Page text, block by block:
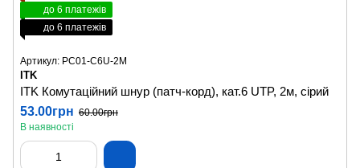
до 6 платежів
до 6 платежів
Артикул: PC01-C6U-2M
ITK
ITK Комутаційний шнур (патч-корд), кат.6 UTP, 2м, сірий
53.00грн 60.00грн
В наявності